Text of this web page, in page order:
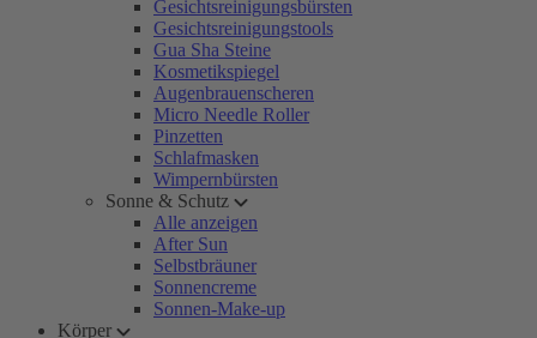
Gesichtsreinigungsbürsten
Gesichtsreinigungstools
Gua Sha Steine
Kosmetikspiegel
Augenbrauenscheren
Micro Needle Roller
Pinzetten
Schlafmasken
Wimpernbürsten
Sonne & Schutz
Alle anzeigen
After Sun
Selbstbräuner
Sonnencreme
Sonnen-Make-up
Körper